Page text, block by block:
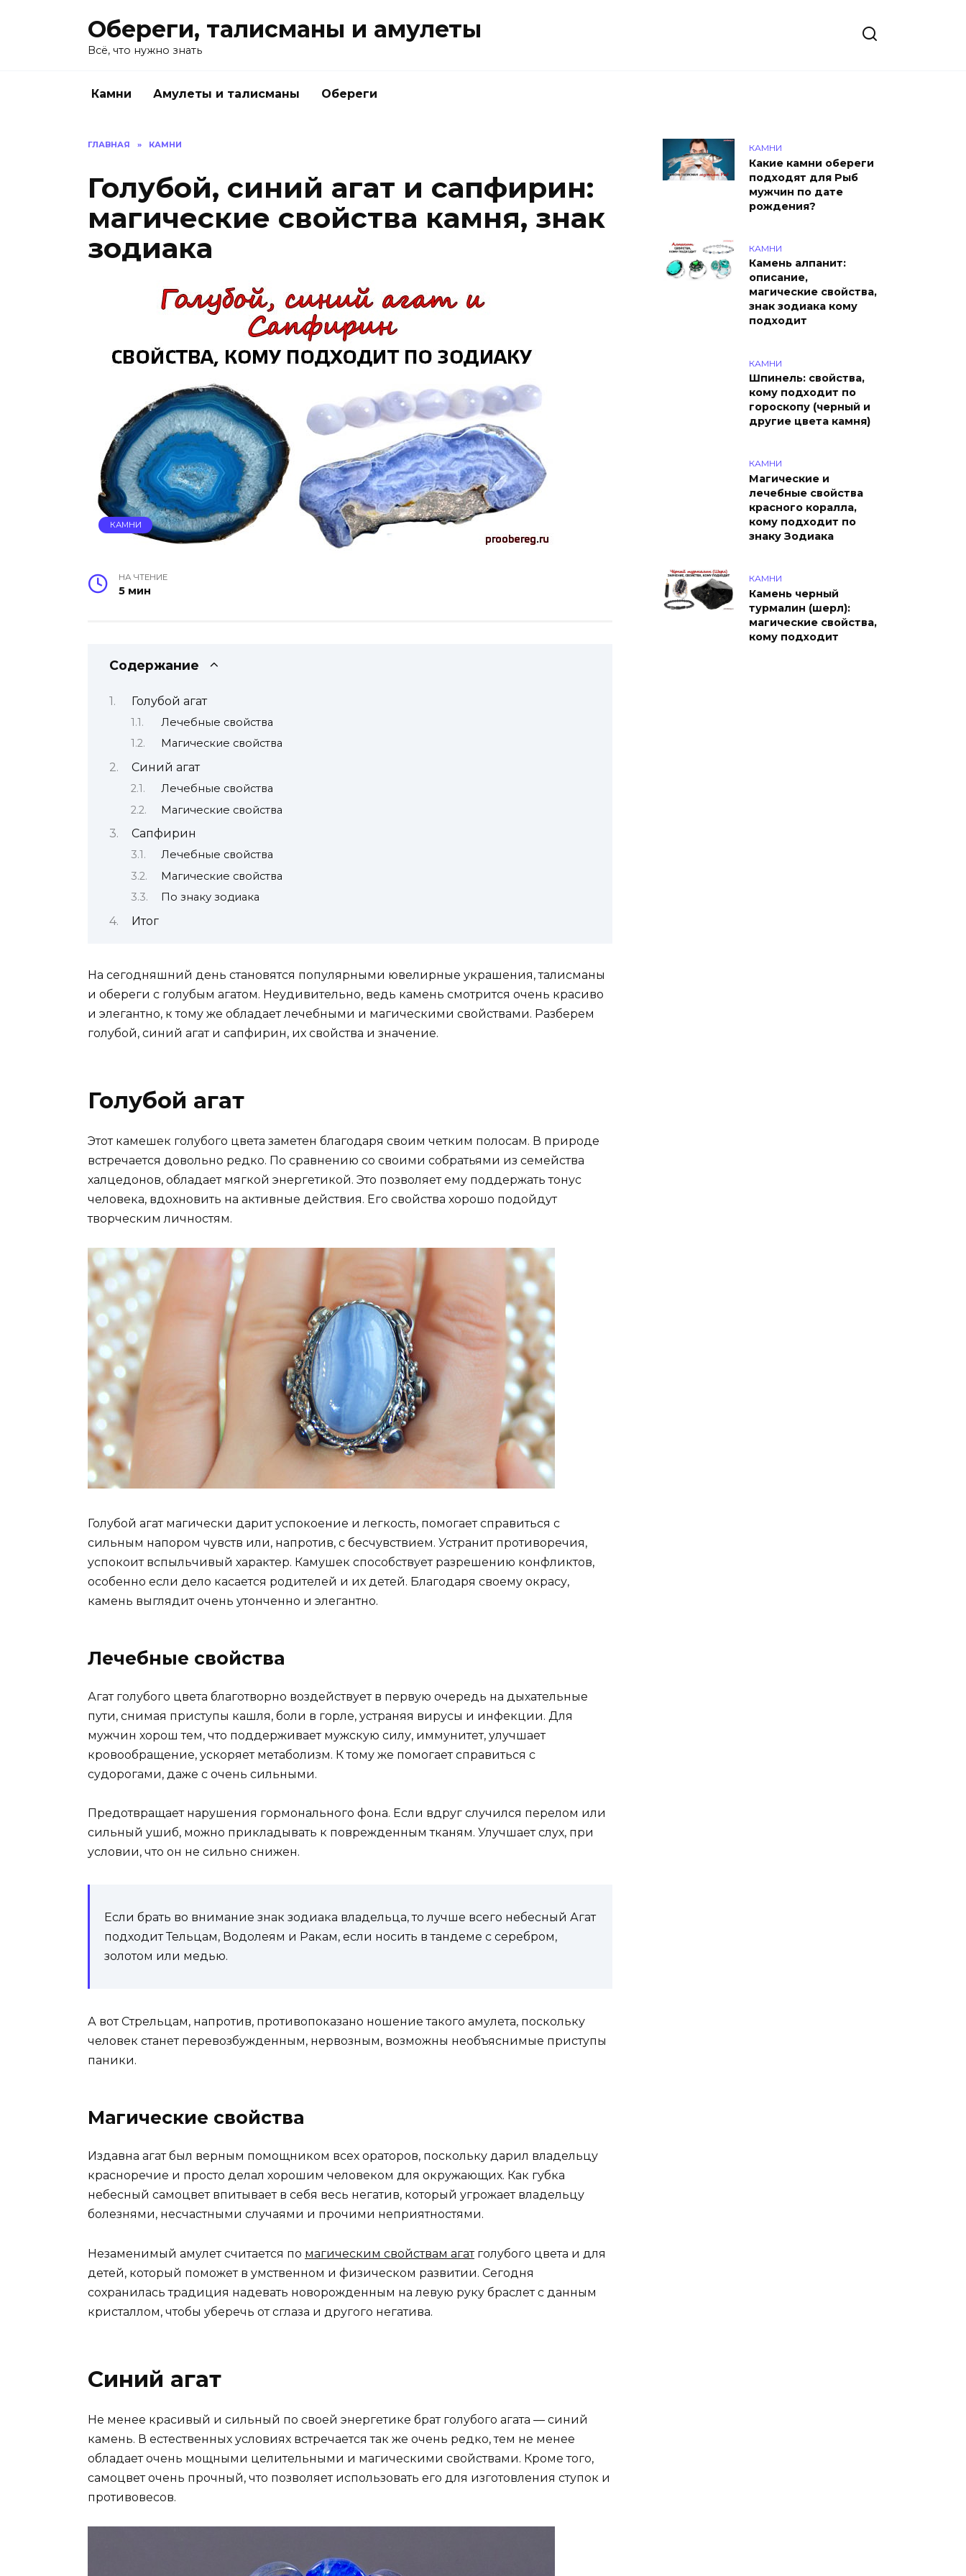
Обереги, талисманы и амулеты
Всё, что нужно знать
Камни Амулеты и талисманы Обереги
ГЛАВНАЯ » КАМНИ
Голубой, синий агат и сапфирин:
магические свойства камня, знак
зодиака
КАМНИ
НА ЧТЕНИЕ
5 мин
Содержание
Голубой агат
Лечебные свойства
Магические свойства
Синий агат
Лечебные свойства
Магические свойства
Сапфирин
Лечебные свойства
Магические свойства
По знаку зодиака
Итог
На сегодняшний день становятся популярными ювелирные украшения, талисманы
и обереги с голубым агатом. Неудивительно, ведь камень смотрится очень красиво
и элегантно, к тому же обладает лечебными и магическими свойствами. Разберем
голубой, синий агат и сапфирин, их свойства и значение.
Голубой агат
Этот камешек голубого цвета заметен благодаря своим четким полосам. В природе
встречается довольно редко. По сравнению со своими собратьями из семейства
халцедонов, обладает мягкой энергетикой. Это позволяет ему поддержать тонус
человека, вдохновить на активные действия. Его свойства хорошо подойдут
творческим личностям.
Голубой агат магически дарит успокоение и легкость, помогает справиться с
сильным напором чувств или, напротив, с бесчувствием. Устранит противоречия,
успокоит вспыльчивый характер. Камушек способствует разрешению конфликтов,
особенно если дело касается родителей и их детей. Благодаря своему окрасу,
камень выглядит очень утонченно и элегантно.
Лечебные свойства
Агат голубого цвета благотворно воздействует в первую очередь на дыхательные
пути, снимая приступы кашля, боли в горле, устраняя вирусы и инфекции. Для
мужчин хорош тем, что поддерживает мужскую силу, иммунитет, улучшает
кровообращение, ускоряет метаболизм. К тому же помогает справиться с
судорогами, даже с очень сильными.
Предотвращает нарушения гормонального фона. Если вдруг случился перелом или
сильный ушиб, можно прикладывать к поврежденным тканям. Улучшает слух, при
условии, что он не сильно снижен.
Если брать во внимание знак зодиака владельца, то лучше всего небесный Агат
подходит Тельцам, Водолеям и Ракам, если носить в тандеме с серебром,
золотом или медью.
А вот Стрельцам, напротив, противопоказано ношение такого амулета, поскольку
человек станет перевозбужденным, нервозным, возможны необъяснимые приступы
паники.
Магические свойства
Издавна агат был верным помощником всех ораторов, поскольку дарил владельцу
красноречие и просто делал хорошим человеком для окружающих. Как губка
небесный самоцвет впитывает в себя весь негатив, который угрожает владельцу
болезнями, несчастными случаями и прочими неприятностями.
Незаменимый амулет считается по магическим свойствам агатголубого цвета и для
детей, который поможет в умственном и физическом развитии. Сегодня
сохранилась традиция надевать новорожденным на левую руку браслет с данным
кристаллом, чтобы уберечь от сглаза и другого негатива.
Синий агат
Не менее красивый и сильный по своей энергетике брат голубого агата — синий
камень. В естественных условиях встречается так же очень редко, тем не менее
обладает очень мощными целительными и магическими свойствами. Кроме того,
самоцвет очень прочный, что позволяет использовать его для изготовления ступок и
противовесов.
КАМНИ
Какие камни обереги
подходят для Рыб
мужчин по дате
рождения?
КАМНИ
Камень алпанит:
описание,
магические свойства,
знак зодиака кому
подходит
КАМНИ
Шпинель: свойства,
кому подходит по
гороскопу (черный и
другие цвета камня)
КАМНИ
Магические и
лечебные свойства
красного коралла,
кому подходит по
знаку Зодиака
КАМНИ
Камень черный
турмалин (шерл):
магические свойства,
кому подходит